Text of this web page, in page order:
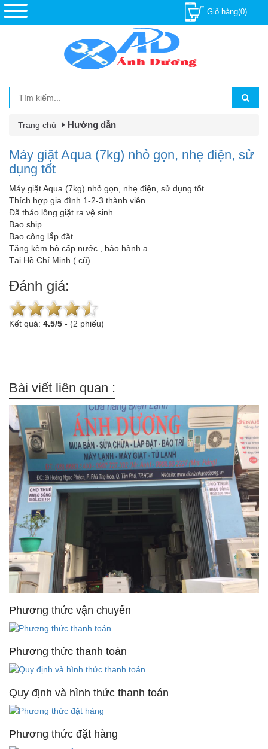
Giỏ hàng(0)
Trang chủ Hướng dẫn
Máy giặt Aqua (7kg) nhỏ gọn, nhẹ điện, sử
dụng tốt
Máy giặt Aqua (7kg) nhỏ gọn, nhẹ điện, sử dụng tốt
Thích hợp gia đình 1-2-3 thành viên
Đã tháo lồng giặt ra vệ sinh
Bao ship
Bao công lắp đặt
Tặng kèm bộ cấp nước , bảo hành ạ
Tại Hồ Chí Minh ( cũ)
Đánh giá:
Kết quả: 4.5/5 - (2 phiếu)
Bài viết liên quan :
Phương thức vận chuyển
Phương thức thanh toán
Quy định và hình thức thanh toán
Phương thức đặt hàng